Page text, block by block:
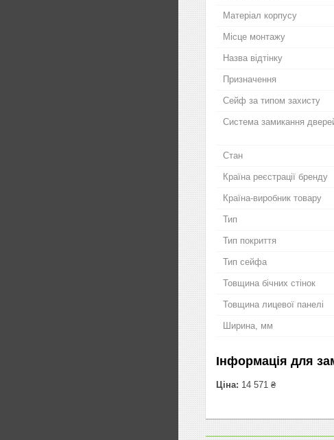
Матеріал корпусу
Місце монтажу
Назва відтінку
Призначення
Сейф за типом захисту
Система замикання
Стан
Країна реєстрації бренду
Країна-виробник товару
Тип
Тип покриття
Тип сейфа
Товщина бічних стінок
Товщина лицевої панелі
Ширина, мм
Інформація для
Ціна: 14 571 ₴